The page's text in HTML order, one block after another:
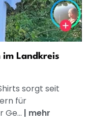
im Landkreis
sorgt seit
für
| mehr